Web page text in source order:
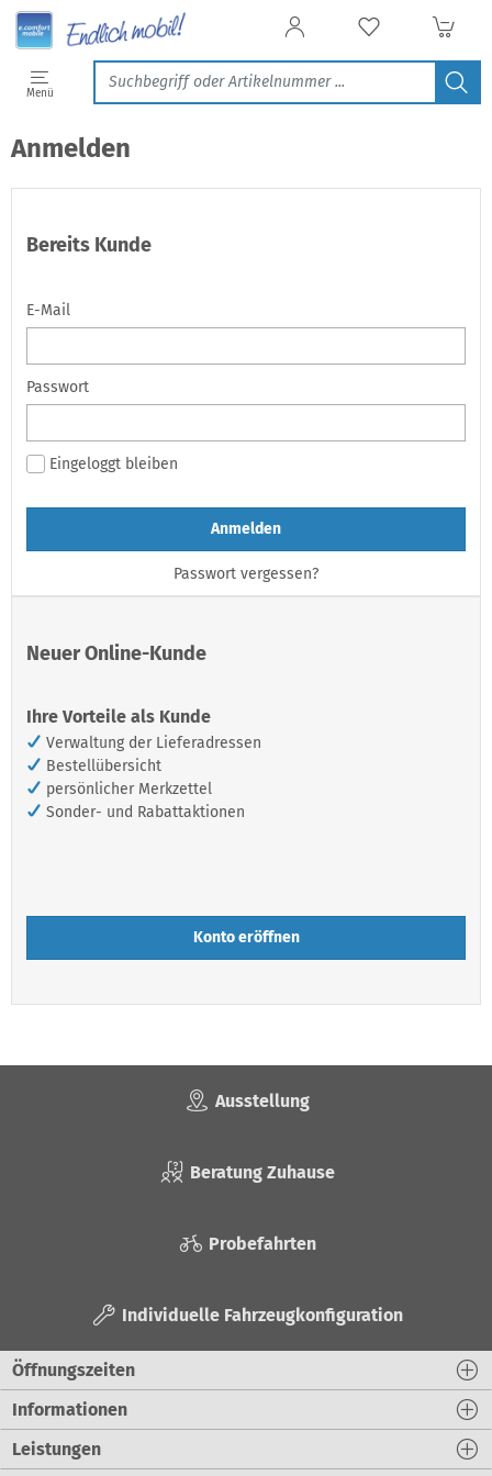
Menü
Anmelden
Bereits Kunde
E-Mail
Passwort
Eingeloggt bleiben
Anmelden
Passwort vergessen?
Neuer Online-Kunde
Ihre Vorteile als Kunde
Verwaltung der Lieferadressen
Bestellübersicht
persönlicher Merkzettel
Sonder- und Rabattaktionen
Konto eröffnen
Ausstellung
Beratung Zuhause
Probefahrten
Individuelle Fahrzeugkonfiguration
Öffnungszeiten
Informationen
Leistungen